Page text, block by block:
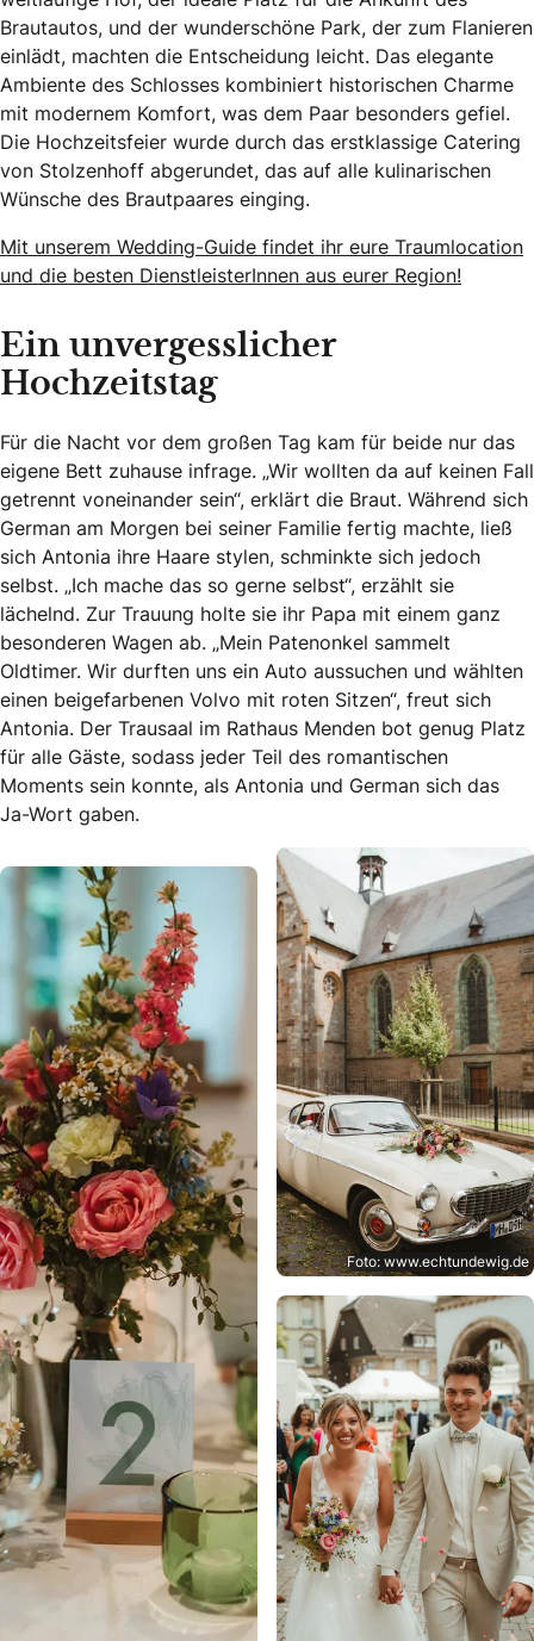
Brautautos, und der wunderschöne Park, der zum Flanieren
einlädt, machten die Entscheidung leicht. Das elegante
Ambiente des Schlosses kombiniert historischen Charme
mit modernem Komfort, was dem Paar besonders gefiel.
Die Hochzeitsfeier wurde durch das erstklassige Catering
von Stolzenhoff abgerundet, das auf alle kulinarischen
Wünsche des Brautpaares einging.
Mit unserem Wedding-Guide findet ihr eure Traumlocation
und die besten DienstleisterInnen aus eurer Region!
Ein unvergesslicher
Hochzeitstag
Für die Nacht vor dem großen Tag kam für beide nur das
eigene Bett zuhause infrage. „Wir wollten da auf keinen Fall
getrennt voneinander sein“, erklärt die Braut. Während sich
German am Morgen bei seiner Familie fertig machte, ließ
sich Antonia ihre Haare stylen, schminkte sich jedoch
selbst. „Ich mache das so gerne selbst“, erzählt sie
lächelnd. Zur Trauung holte sie ihr Papa mit einem ganz
besonderen Wagen ab. „Mein Patenonkel sammelt
Oldtimer. Wir durften uns ein Auto aussuchen und wählten
einen beigefarbenen Volvo mit roten Sitzen“, freut sich
Antonia. Der Trausaal im Rathaus Menden bot genug Platz
für alle Gäste, sodass jeder Teil des romantischen
Moments sein konnte, als Antonia und German sich das
Ja-Wort gaben.
Foto: www.echtundewig.de